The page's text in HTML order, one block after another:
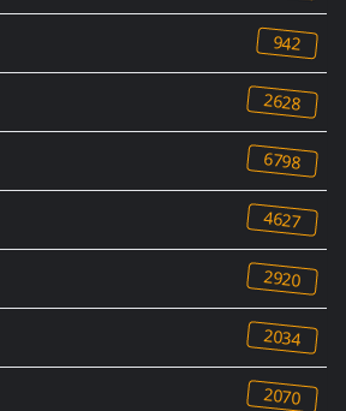
942
2628
6798
4627
2920
2034
2070